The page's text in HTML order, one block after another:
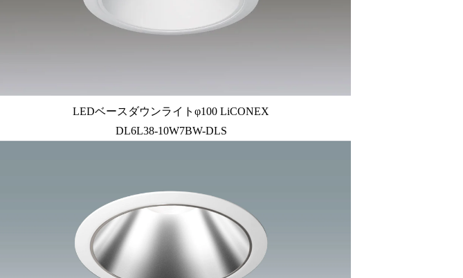
LEDベースダウンライトφ100 LiCONEX
DL6L38-10W7BW-DLS